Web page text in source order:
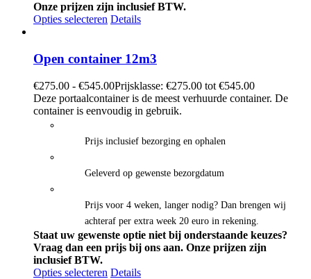
Onze prijzen zijn inclusief BTW.
Opties selecteren Details
Open container 12m3
€275.00 - €545.00Prijsklasse: €275.00 tot €545.00
Deze portaalcontainer is de meest verhuurde container. De
container is eenvoudig in gebruik.
Prijs inclusief bezorging en ophalen
Geleverd op gewenste bezorgdatum
Prijs voor 4 weken, langer nodig? Dan brengen wij
achteraf per extra week 20 euro in rekening.
Staat uw gewenste optie niet bij onderstaande keuzes?
Vraag dan een prijs bij ons aan. Onze prijzen zijn
inclusief BTW.
Opties selecteren Details